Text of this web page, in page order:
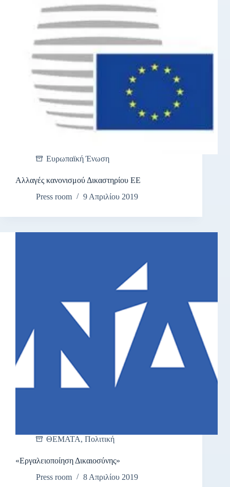
Ευρωπαϊκή Ένωση
Αλλαγές κανονισμού Δικαστηρίου ΕΕ
Press room
9 Απριλίου 2019
ΘΕΜΑΤΑ, Πολιτική
«Εργαλειοποίηση Δικαιοσύνης»
Press room
8 Απριλίου 2019